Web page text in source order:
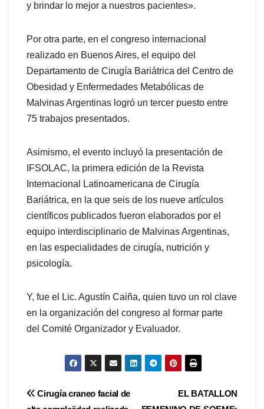
y brindar lo mejor a nuestros pacientes».
Por otra parte, en el congreso internacional
realizado en Buenos Aires, el equipo del
Departamento de Cirugía Bariátrica del Centro de
Obesidad y Enfermedades Metabólicas de
Malvinas Argentinas logró un tercer puesto entre
75 trabajos presentados.
Asimismo, el evento incluyó la presentación de
IFSOLAC, la primera edición de la Revista
Internacional Latinoamericana de Cirugía
Bariátrica, en la que seis de los nueve artículos
científicos publicados fueron elaborados por el
equipo interdisciplinario de Malvinas Argentinas,
en las especialidades de cirugía, nutrición y
psicología.
Y, fue el Lic. Agustín Caiña, quien tuvo un rol clave
en la organización del congreso al formar parte
del Comité Organizador y Evaluador.
Navegación
EL BATALLON
Cirugía craneo facial de